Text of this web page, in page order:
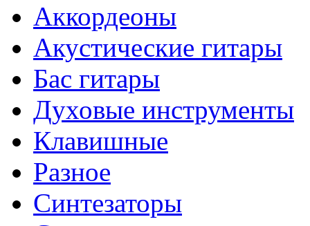
Аккордеоны
Акустические гитары
Бас гитары
Духовые инструменты
Клавишные
Разное
Синтезаторы